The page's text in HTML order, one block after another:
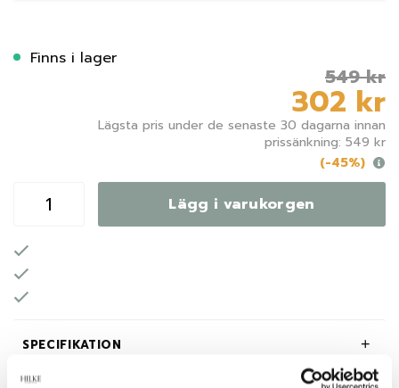
Finns i lager
549 kr
302 kr
Lägsta pris under de senaste 30 dagarna innan
prissänkning: 549 kr
(-45%)
Lägg i varukorgen
SPECIFIKATION